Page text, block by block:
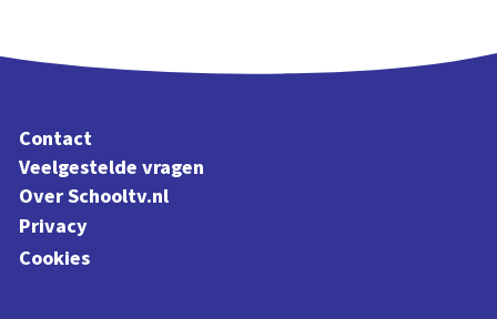
Contact
Veelgestelde vragen
Over Schooltv.nl
Privacy
Cookies